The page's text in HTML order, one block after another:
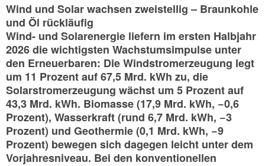
Wind und Solar wachsen zweistellig – Braunkohle
und Öl rückläufig
Wind- und Solarenergie liefern im ersten Halbjahr
2026 die wichtigsten Wachstumsimpulse unter
den Erneuerbaren: Die Windstromerzeugung legt
um 11 Prozent auf 67,5 Mrd. kWh zu, die
Solarstromerzeugung wächst um 5 Prozent auf
43,3 Mrd. kWh. Biomasse (17,9 Mrd. kWh, −0,6
Prozent), Wasserkraft (rund 6,7 Mrd. kWh, −3
Prozent) und Geothermie (0,1 Mrd. kWh, −9
Prozent) bewegen sich dagegen leicht unter dem
Vorjahresniveau. Bei den konventionellen